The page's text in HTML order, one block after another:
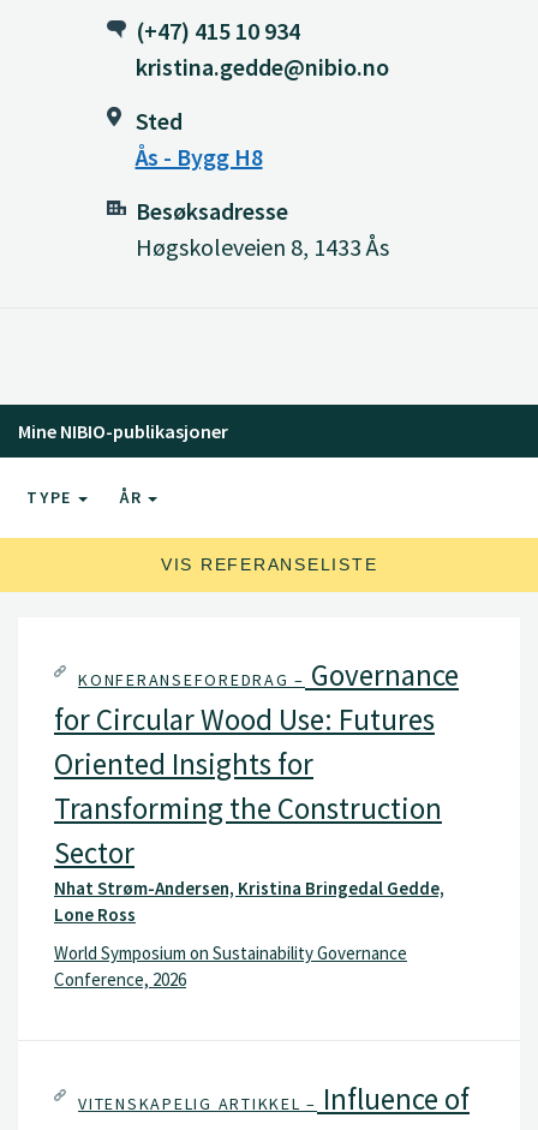
(+47) 415 10 934
kristina.gedde@nibio.no
Sted
Ås - Bygg H8
Besøksadresse
Høgskoleveien 8, 1433 Ås
Mine NIBIO-publikasjoner
TYPE ÅR
VIS REFERANSELISTE
KONFERANSEFOREDRAG – Governance
for Circular Wood Use: Futures
Oriented Insights for
Transforming the Construction
Sector
Nhat Strøm-Andersen, Kristina Bringedal Gedde,
Lone Ross
World Symposium on Sustainability Governance
Conference, 2026
VITENSKAPELIG ARTIKKEL – Influence of